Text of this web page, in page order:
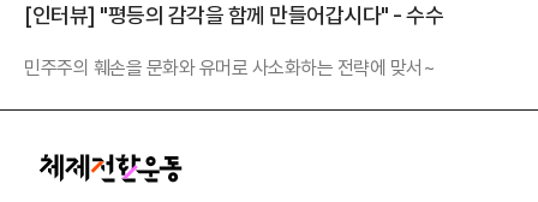
[인터뷰] "평등의 감각을 함께 만들어갑시다" - 수수
민주주의 훼손을 문화와 유머로 사소화하는 전략에 맞서~